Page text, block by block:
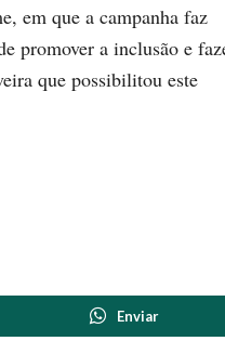
em que a campanha faz
promover a inclusão e
que possibilitou este
Enviar